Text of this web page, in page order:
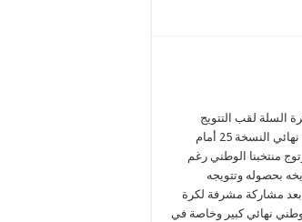
السلة لقب التتويج
ببطولة كأس العرب بخسارته نهائي النسخة 25 أمام
منتخبنا الوطني رغم
بحصوله وتتويجه
بعد مشاركة مشرفة لكرة
نهائي كبير وخاصة في